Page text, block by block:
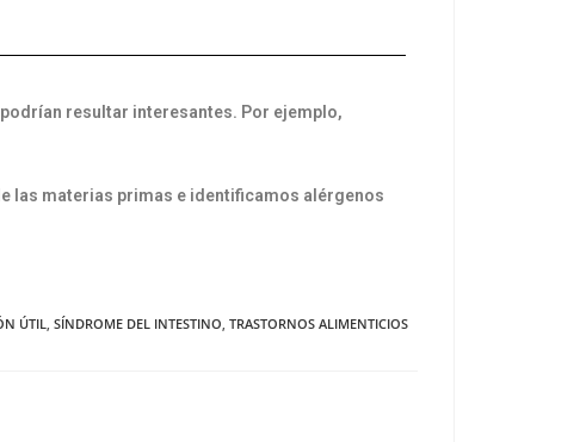
resultar interesantes. Por ejemplo,
las materias primas e identificamos alérgenos
ÚTIL SÍNDROME DEL INTESTINO TRASTORNOS ALIMENTICIOS